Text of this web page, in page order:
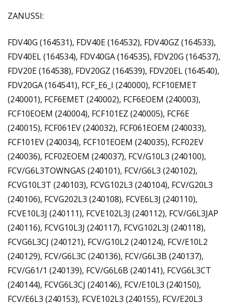
ZANUSSI:
FDV40G (164531), FDV40E (164532), FDV40GZ (164533),
FDV40EL (164534), FDV40GA (164535), FDV20G (164537),
FDV20E (164538), FDV20GZ (164539), FDV20EL (164540),
FDV20GA (164541), FCF_E6_I (240000), FCF10EMET
(240001), FCF6EMET (240002), FCF6EOEM (240003),
FCF10EOEM (240004), FCF101EZ (240005), FCF6E
(240015), FCF061EV (240032), FCF061EOEM (240033),
FCF101EV (240034), FCF101EOEM (240035), FCF02EV
(240036), FCF02EOEM (240037), FCV/G10L3 (240100),
FCV/G6L3TOWNGAS (240101), FCV/G6L3 (240102),
FCVG10L3T (240103), FCVG102L3 (240104), FCV/G20L3
(240106), FCVG202L3 (240108), FCVE6L3J (240110),
FCVE10L3J (240111), FCVE102L3J (240112), FCV/G6L3JAP
(240116), FCVG10L3J (240117), FCVG102L3J (240118),
FCVG6L3CJ (240121), FCV/G10L2 (240124), FCV/E10L2
(240129), FCV/G6L3C (240136), FCV/G6L3B (240137),
FCV/G61/1 (240139), FCV/G6L6B (240141), FCVG6L3CT
(240144), FCVG6L3CJ (240146), FCV/E10L3 (240150),
FCV/E6L3 (240153), FCVE102L3 (240155), FCV/E20L3